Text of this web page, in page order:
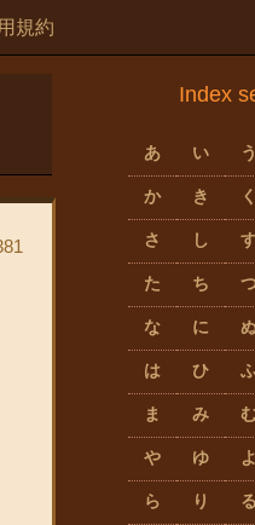
規約
Index
あ い う
か き く
さ し
た ち
な に
は ひ
ま み
や ゆ よ
ら り る